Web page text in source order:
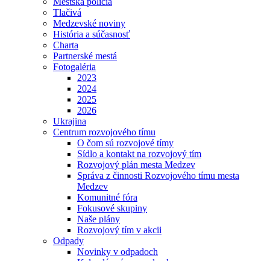
Tlačivá
Medzevské noviny
História a súčasnosť
Charta
Partnerské mestá
Fotogaléria
2023
2024
2025
2026
Ukrajina
Centrum rozvojového tímu
O čom sú rozvojové tímy
Sídlo a kontakt na rozvojový tím
Rozvojový plán mesta Medzev
Správa z činnosti Rozvojového tímu mesta
Medzev
Komunitné fóra
Fokusové skupiny
Naše plány
Rozvojový tím v akcii
Odpady
Novinky v odpadoch